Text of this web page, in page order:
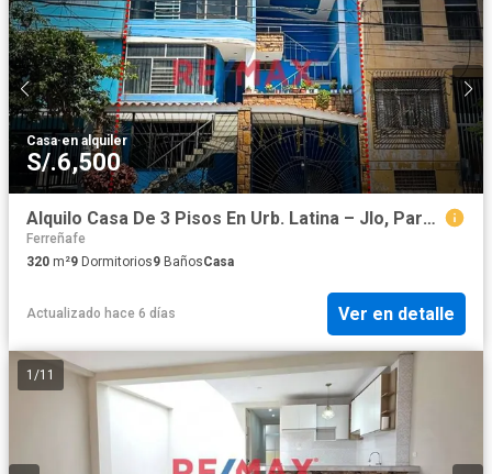
Casa·en alquiler
S/.6,500
Alquilo Casa De 3 Pisos En Urb. Latina – Jlo, Para Empresas
Ferreñafe
320 m²9 Dormitorios9 BañosCasa
Actualizado hace 6 días Ver en detalle
1 /11